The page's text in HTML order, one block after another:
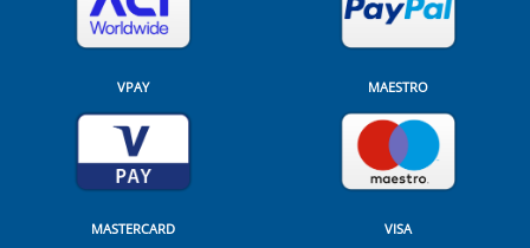
VPAY MAESTRO
MASTERCARD VISA